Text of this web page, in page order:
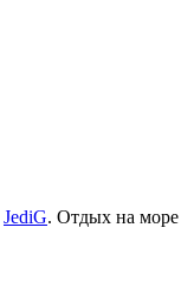
JediG. Отдых на море